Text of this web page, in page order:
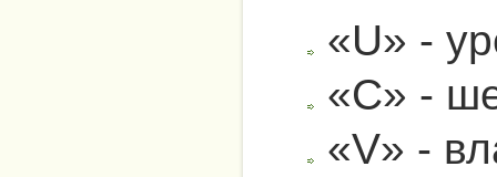
«U» -
«C» -
«V» -